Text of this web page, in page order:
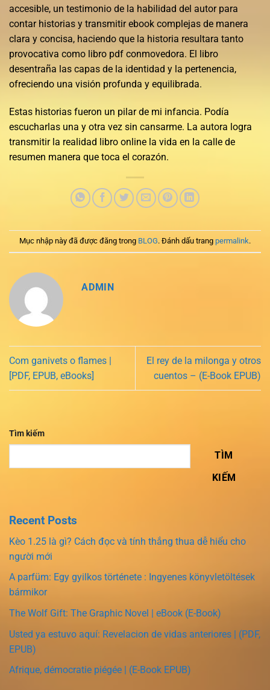
accesible, un testimonio de la habilidad del autor para
contar historias y transmitir ebook complejas de manera
clara y concisa, haciendo que la historia resultara tanto
provocativa como libro pdf conmovedora. El libro
desentraña las capas de la identidad y la pertenencia,
ofreciendo una visión profunda y equilibrada.
Estas historias fueron un pilar de mi infancia. Podía
escucharlas una y otra vez sin cansarme. La autora logra
transmitir la realidad libro online​ la vida en la calle de
resumen manera que toca el corazón.
Mục nhập này đã được đăng trong BLOG. Đánh dấu trang permalink.
ADMIN
Com ganivets o flames |
[PDF, EPUB, eBooks]
El rey de la milonga y otros
cuentos – (E-Book EPUB)
Tìm kiếm
TÌM
KIẾM
Recent Posts
Kèo 1.25 là gì? Cách đọc và tính thắng thua dễ hiểu cho
người mới
A parfüm: Egy gyilkos története : Ingyenes könyvletöltések
bármikor
The Wolf Gift: The Graphic Novel | eBook (E-Book)
Usted ya estuvo aquí: Revelacion de vidas anteriores | (PDF,
EPUB)
Afrique, démocratie piégée | (E-Book EPUB)